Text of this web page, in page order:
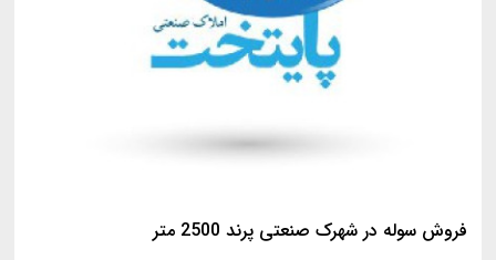
فروش سوله در شهرک صنعتی پرند 2500 متر